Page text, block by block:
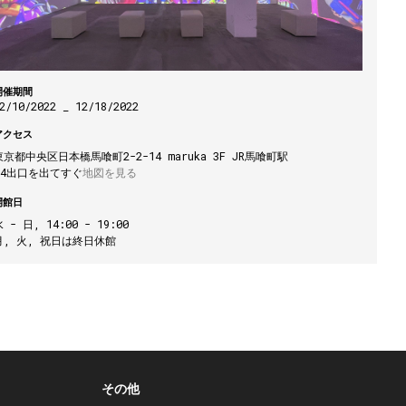
催期間
10/2022 _ 12/18/2022
クセス
京都中央区日本橋馬喰町2-2-14 maruka 3F JR馬喰町駅
出口を出てすぐ地図を見る
館日
- 日, 14:00 - 19:00
, 火, 祝日は終日休館
その他